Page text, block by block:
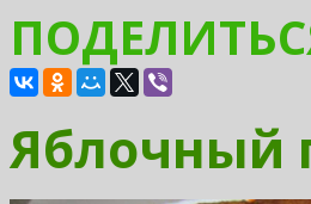
Яблочный